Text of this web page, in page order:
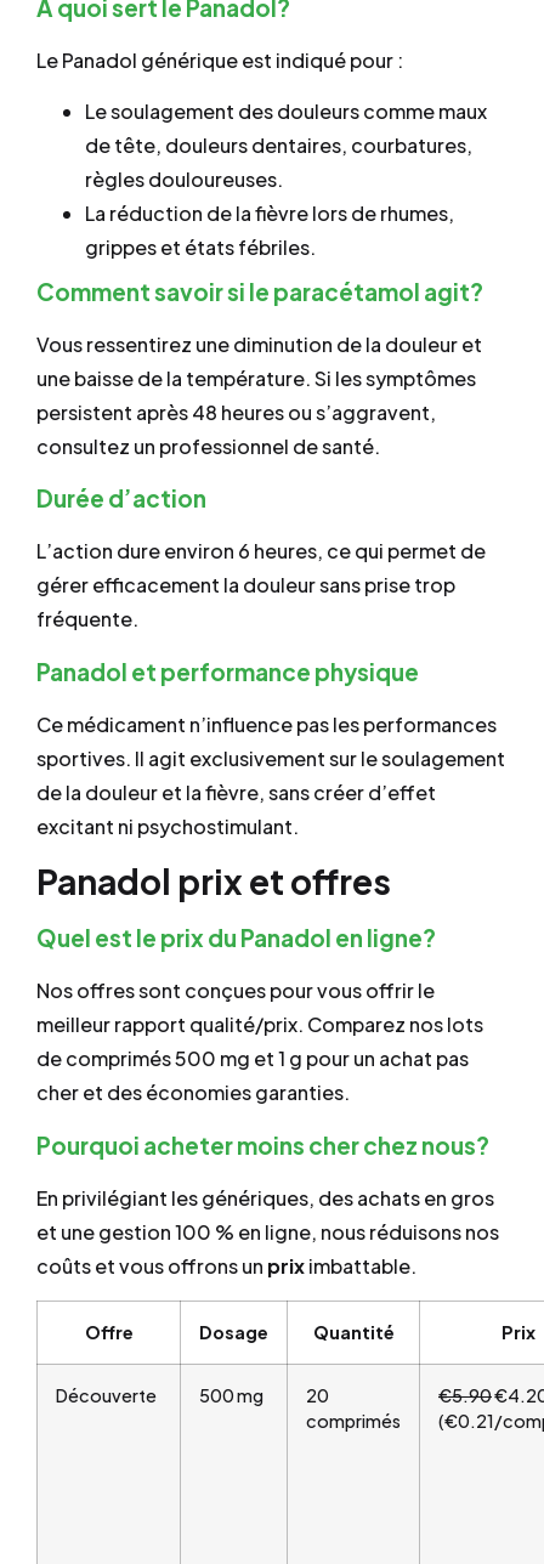
À quoi sert le Panadol?
Le Panadol générique est indiqué pour :
Le soulagement des douleurs comme maux
de tête, douleurs dentaires, courbatures,
règles douloureuses.
La réduction de la fièvre lors de rhumes,
grippes et états fébriles.
Comment savoir si le paracétamol agit?
Vous ressentirez une diminution de la douleur et
une baisse de la température. Si les symptômes
persistent après 48 heures ou s’aggravent,
consultez un professionnel de santé.
Durée d’action
L’action dure environ 6 heures, ce qui permet de
gérer efficacement la douleur sans prise trop
fréquente.
Panadol et performance physique
Ce médicament n’influence pas les performances
sportives. Il agit exclusivement sur le soulagement
de la douleur et la fièvre, sans créer d’effet
excitant ni psychostimulant.
Panadol prix et offres
Quel est le prix du Panadol en ligne?
Nos offres sont conçues pour vous offrir le
meilleur rapport qualité/prix. Comparez nos lots
de comprimés 500 mg et 1 g pour un achat pas
cher et des économies garanties.
Pourquoi acheter moins cher chez nous?
En privilégiant les génériques, des achats en gros
et une gestion 100 % en ligne, nous réduisons nos
coûts et vous offrons un priximbattable.
Offre Dosage Quantité Prix
Découverte 500 mg
20
comprimés
€5.90
(€0.21/